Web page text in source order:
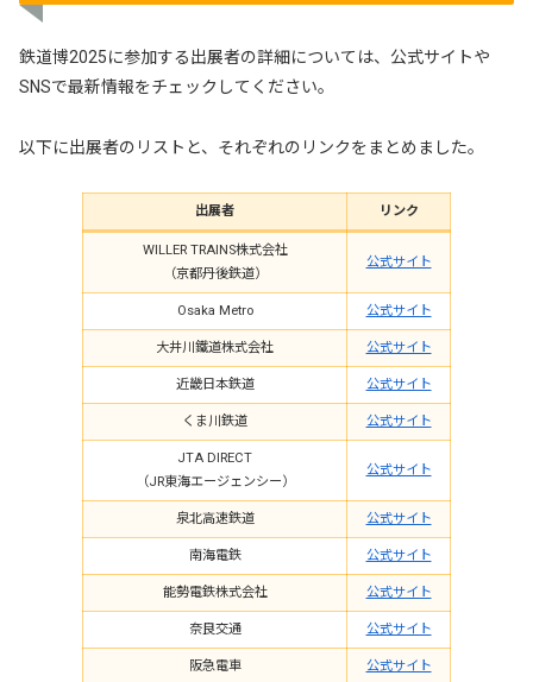
鉄道博2025に参加する出展者の詳細については、公式サイトや
SNSで最新情報をチェックしてください。
以下に出展者のリストと、それぞれのリンクをまとめました。
出展者 リンク
WILLER TRAINS株式会社
（京都丹後鉄道）
公式サイト
Osaka Metro 公式サイト
大井川鐵道株式会社 公式サイト
近畿日本鉄道 公式サイト
くま川鉄道 公式サイト
JTA DIRECT
（JR東海エージェンシー）
公式サイト
泉北高速鉄道 公式サイト
南海電鉄 公式サイト
能勢電鉄株式会社 公式サイト
奈良交通 公式サイト
阪急電車 公式サイト